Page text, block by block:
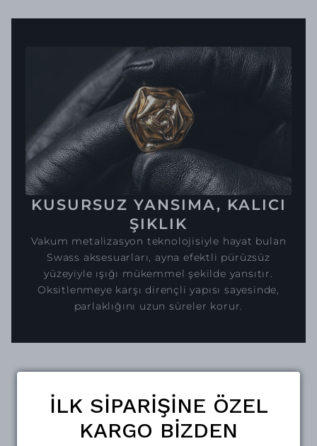
KUSURSUZ YANSIMA, KALICI
ŞIKLIK
Vakum metalizasyon teknolojisiyle hayat bulan
Swass aksesuarları, ayna efektli pürüzsüz
yüzeyiyle ışığı mükemmel şekilde yansıtır.
Oksitlenmeye karşı dirençli yapısı sayesinde,
parlaklığını uzun süreler korur.
İLK SİPARİŞİNE ÖZEL
KARGO BİZDEN